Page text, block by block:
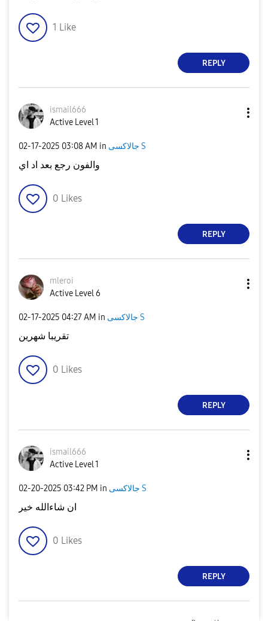
1 Like
REPLY
ismail666
Active Level 1
‎02-17-2025 03:08 AM in جالاكسى S
والفون رجع بعد اد اي
0 Likes
REPLY
mleroi
Active Level 6
‎02-17-2025 04:27 AM in جالاكسى S
تقريبا شهرين
0 Likes
REPLY
ismail666
Active Level 1
‎02-20-2025 03:42 PM in جالاكسى S
ان شاءالله خير
0 Likes
REPLY